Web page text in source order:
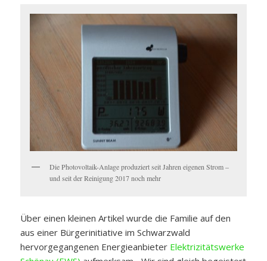
Die Photovoltaik-Anlage produziert seit Jahren eigenen Strom –
und seit der Reinigung 2017 noch mehr
Über einen kleinen Artikel wurde die Familie auf den
aus einer Bürgerinitiative im Schwarzwald
hervorgegangenen Energieanbieter Elektrizitätswerke